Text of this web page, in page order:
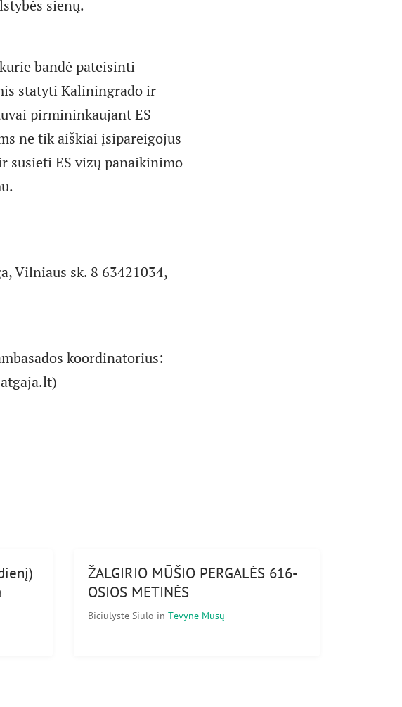
sienų.
bandė pateisinti
statyti Kaliningrado ir
pirmininkaujant ES
ne tik aiškiai įsipareigojus
susieti ES vizų panaikinimo
Vilniaus sk. 8 63421034,
koordinatorius:
ŽALGIRIO MŪŠIO PERGALĖS 616-
OSIOS METINĖS
Biciulystė Siūlo in Tėvynė Mūsų